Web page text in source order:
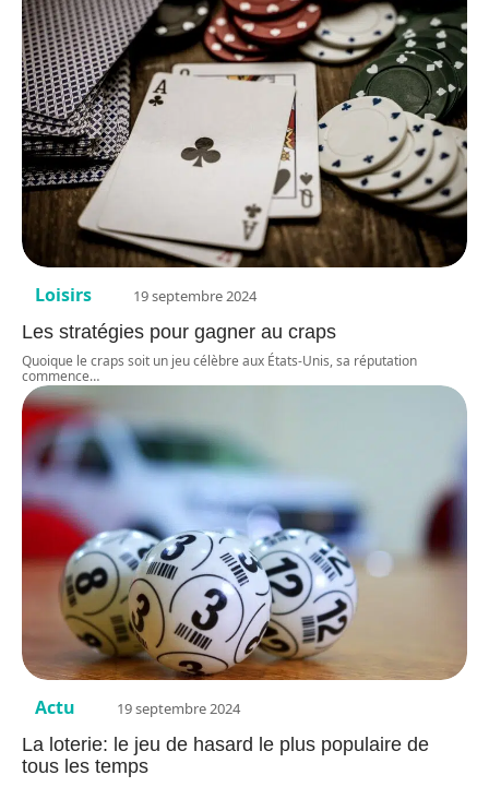
Loisirs 19 septembre 2024
Les stratégies pour gagner au craps
Quoique le craps soit un jeu célèbre aux États-Unis, sa réputation
commence…
Actu 19 septembre 2024
La loterie: le jeu de hasard le plus populaire de
tous les temps